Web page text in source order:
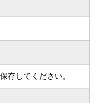
存してください。